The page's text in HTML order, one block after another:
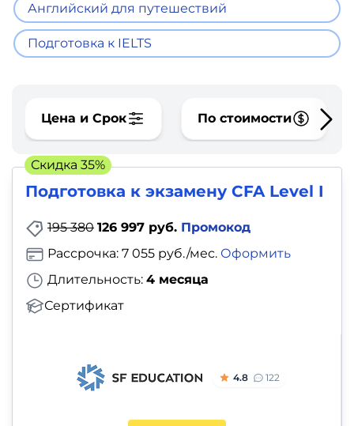
Английский для путешествий
Подготовка к IELTS
Цена и Срок По стоимости
Подготовка к экзамену CFA Level I
195 380 126 997 руб. Промокод
Длительность: 4 месяца
Сертификат
Рассрочка: 7 055 руб./мес. Оформить
4.8 122
Скидка 35%
Иностранный
язык
детей
Красота,
здоровье,
фитнес
Психология
и
саморазвитие
Репетиторы